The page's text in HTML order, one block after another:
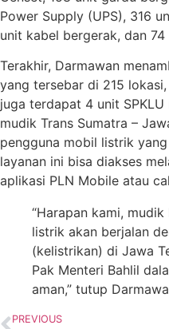
Power Supply (UPS), 316
unit kabel bergerak, dan 74
Terakhir, Darmawan
yang tersebar di 215
juga terdapat 4 unit
mudik Trans Sumatra –
pengguna mobil listrik
layanan ini bisa diakses
aplikasi PLN Mobile atau
“Harapan kami,
listrik akan berjalan
(kelistrikan) di Jawa
Pak Menteri Bahlil
aman,” tutup
PREVIOUS